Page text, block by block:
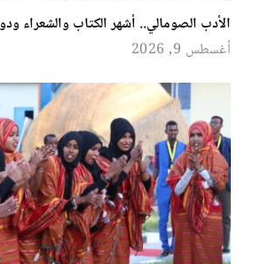
الأدب الصومالي.. أشهر الكتاب والشعراء
أغسطس 9, 2026